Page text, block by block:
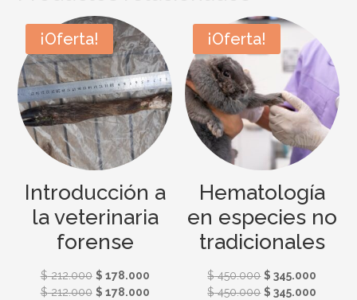
¡Oferta!
Introducción a
la veterinaria
forense
$212.000 El
precio
$ 178.000El
precio
$212.000 El
$ 178.000El
¡Oferta!
Hematología
en especies no
tradicionales
$450.000 El
precio
$ 345.000
$450.000 El
$ 345.000